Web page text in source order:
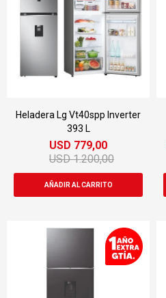
Heladera Lg Vt40spp Inverter
393 L
USD 779,00
USD 1.200,00